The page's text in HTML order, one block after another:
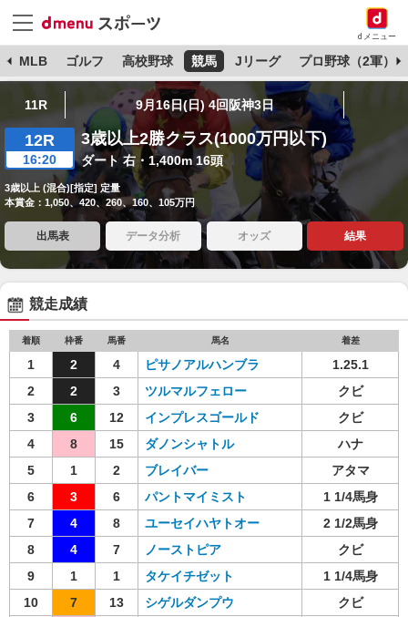
dメニュー
MLB ゴルフ 高校野球 競馬 Jリーグ プロ野球（2軍）
11R 9月16日(日) 4回阪神3日
12R
16:20
3歳以上2勝クラス(1000万円以下)
ダート 右・1,400m 16頭
3歳以上 (混合)[指定] 定量
本賞金：1,050、420、260、160、105万円
出馬表 データ分析 オッズ 結果
競走成績
着順 枠番 馬番 馬名 着差
1 2 4 ピサノアルハンブラ
1.25.1
2
2 3 ツルマルフェロー
クビ
3
6 12 インプレスゴールド
クビ
4
8 15 ダノンシャトル
ハナ
5
1 2 ブレイバー
アタマ
6
3 6 パントマイミスト
1 1/4馬身
7
4 8 ユーセイハヤトオー
2 1/2馬身
8
4 7 ノーストピア
クビ
9
1 1 タケイチゼット
1 1/4馬身
10
7 13 シゲルダンプウ
クビ